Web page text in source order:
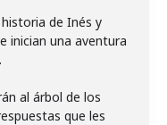
de Inés y
inician una aventura
al árbol de los
que les